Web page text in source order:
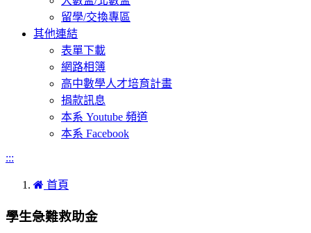
留學/交換專區
其他連結
表單下載
網路相簿
高中數學人才培育計畫
捐款訊息
本系 Youtube 頻道
本系 Facebook
:::
首頁
學生急難救助金